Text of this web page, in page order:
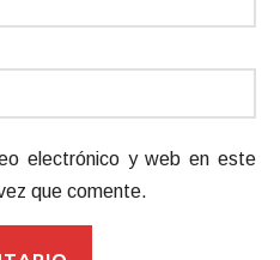
electrónico y web en este
que comente.